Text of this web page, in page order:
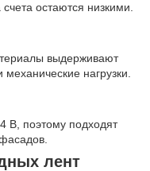
остаются низкими.
выдерживают
нагрузки.
В, поэтому подходят
лент